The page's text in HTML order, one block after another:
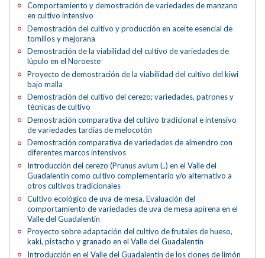
Comportamiento y demostración de variedades de manzano
en cultivo intensivo
Demostración del cultivo y producción en aceite esencial de
tomillos y mejorana
Demostración de la viabilidad del cultivo de variedades de
lúpulo en el Noroeste
Proyecto de demostración de la viabilidad del cultivo del kiwi
bajo malla
Demostración del cultivo del cerezo; variedades, patrones y
técnicas de cultivo
Demostración comparativa del cultivo tradicional e intensivo
de variedades tardías de melocotón
Demostración comparativa de variedades de almendro con
diferentes marcos intensivos
Introducción del cerezo (Prunus avium L.) en el Valle del
Guadalentín como cultivo complementario y/o alternativo a
otros cultivos tradicionales
Cultivo ecológico de uva de mesa. Evaluación del
comportamiento de variedades de uva de mesa apirena en el
Valle del Guadalentín
Proyecto sobre adaptación del cultivo de frutales de hueso,
kaki, pistacho y granado en el Valle del Guadalentín
Introducción en el Valle del Guadalentín de los clones de limón